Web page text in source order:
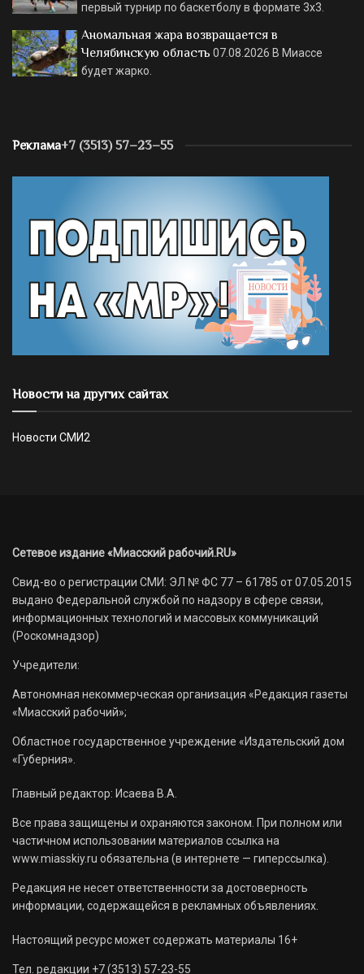
первый турнир по баскетболу в формате 3х3.
Аномальная жара возвращается в
Челябинскую область 07.08.2026 В Миассе
будет жарко.
Реклама+7 (3513) 57–23–55
Новости на других сайтах
Новости СМИ2
Сетевое издание «Миасский рабочий.RU»
Свид-во о регистрации СМИ: ЭЛ № ФС 77 – 61785 от 07.05.2015
выдано Федеральной службой по надзору в сфере связи,
информационных технологий и массовых коммуникаций
(Роскомнадзор)
Учредители:
Автономная некоммерческая организация «Редакция газеты
«Миасский рабочий»;
Областное государственное учреждение «Издательский дом
«Губерния».
Главный редактор: Исаева В.А.
Все права защищены и охраняются законом. При полном или
частичном использовании материалов ссылка на
www.miasskiy.ru обязательна (в интернете — гиперссылка).
Редакция не несет ответственности за достоверность
информации, содержащейся в рекламных объявлениях.
Настоящий ресурс может содержать материалы 16+
Тел. редакции +7 (3513) 57-23-55